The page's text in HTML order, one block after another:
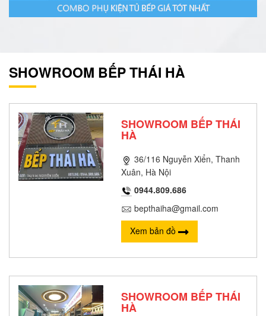
SHOWROOM BẾP THÁI HÀ
SHOWROOM BẾP THÁI
HÀ
36/116 Nguyễn Xiển, Thanh
Xuân, Hà Nội
0944.809.686
bepthaiha@gmail.com
Xem bản đồ
SHOWROOM BẾP THÁI
HÀ